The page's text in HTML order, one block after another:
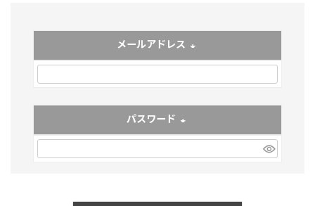
メールアドレス
(必須)
パスワード
(必須)